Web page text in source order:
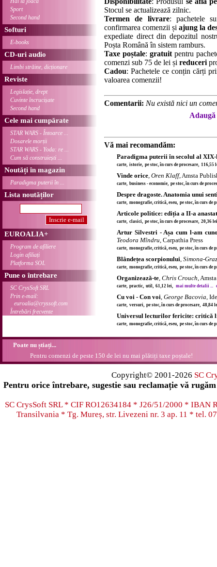
Sport
Second hand
Softuri
E-books
CD-uri audio
Limbi străine, dicționare
Reviste
Legislație, drept
Cuvinte încrucișate
Second hand
Cele mai cumpărate
STAR WARS - Întoarce ...
Dosarele morții
STAR WARS - Yoda: re ...
Cum să construiești ...
Noutăți în magazin
Paradigma puterii în ...
Lista noutăților
EUROALIA+
Program de afiliere
Login afiliați
Platforma SOL
Pune o întrebare
SC CrysSoft SRL
Prin e-mail:
euroalia@cryssoft.com
Întrebări frecvente
Stocul se actualizează zilnic.
Termen de livrare: pachetele
confirmarea comenzii șiajung la
expediate direct din depozitul
Poșta Română în sistem ramburs.
Taxe poștale: gratuitpentru
comenzi sub 75 de lei și reduceri
Cadou: Pachetele ce conțin cărți
valoarea comenzii!
Comentarii: Nu există nici un
Vă mai recomandăm:
Paradigma puterii în secolul al XIX-
carte, istorie, pe stoc, în curs de procesare,
Vinde orice, Oren Klaff, Amsta
carte, business - economie, pe stoc, în curs de
Despre dragoste. Anatomia unui
carte, monografie, critică, eseu, pe stoc, în curs de
Articole politice: ediția a II-a
carte, clasici, pe stoc, în curs de procesare, 20,36
Artur Silvestri - Așa cum l-am
Teodora Mîndru, Carpathia Press
carte, monografie, critică, eseu, pe stoc, în curs de
Blândețea scorpionului, Simona-
carte, monografie, critică, eseu, pe stoc, în curs de
Organizează-te, Chris Crouch,
carte, practic, util, 61,12 lei, mai multe detalii ...
Cu voi - Con voi, George Bacovia,
carte, versuri, pe stoc, în curs de procesare, 48,84
Universul lecturilor fericite: critică
carte, monografie, critică, eseu, pe stoc, în curs de
Poate nu știați...
Pentru comenzi de peste 150 de lei nu mai plătiți taxe poștale!
Copyright© 2001-2026 SC
Pentru orice întrebare, sugestie sau reclamație vă
SC CrysSoft SRL * CIF RO12634184 * J26/51/2000 * IBAN
Transilvania * Tg. Mureș, str. Livezeni nr. 3 ap. 11 * tel.